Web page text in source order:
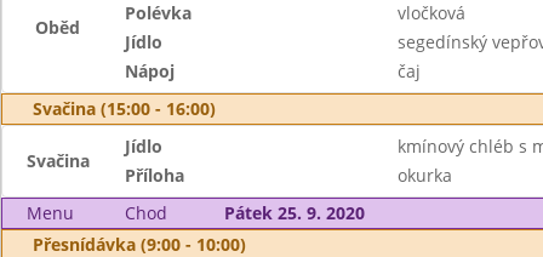
Oběd
Polévka
vločková
Jídlo
segedínský
Nápoj
čaj
Svačina (15:00 - 16:00)
Svačina
Jídlo
kmínový chléb s
Příloha
okurka
Menu
Chod
Pátek 25. 9. 2020
Přesnídávka (9:00 - 10:00)